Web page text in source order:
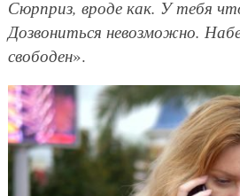
Сюрприз, вроде как. У тебя
Дозвониться невозможно.
свободен».